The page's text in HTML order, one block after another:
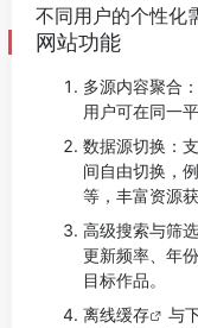
不同用户的个性化
网站功能
多源内容聚合
用户可在同一
数据源切换：
间自由切换，
等，丰富资源获
高级搜索与筛
更新频率、年
目标作品。
离线缓存
与